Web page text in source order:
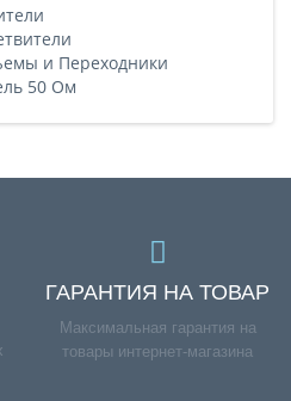
и Переходники
50 Ом
ГАРАНТИЯ НА ТОВАР
Максимальная гарантия на
товары интернет-магазина